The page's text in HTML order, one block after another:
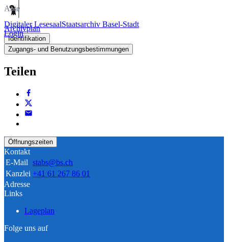
Digitaler LesesaalStaatsarchiv Basel-Stadt
Login
Akte
Archivplan
Identifikation
Zugangs- und Benutzungsbestimmungen
Teilen
Öffnungszeiten
Kontakt
E-Mail stabs@bs.ch
Kanzlei +41 61 267 86 01
Adresse
Links
Lageplan
Folge uns auf